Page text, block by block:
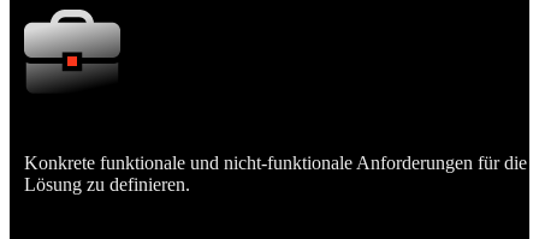
Konkrete funktionale und nicht-funktionale Anforderungen für die
Lösung zu definieren.